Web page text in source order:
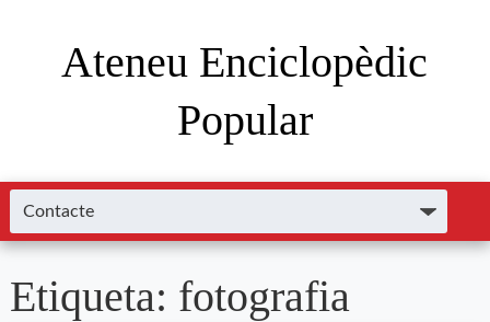
Ateneu Enciclopèdic
Popular
Etiqueta: fotografia